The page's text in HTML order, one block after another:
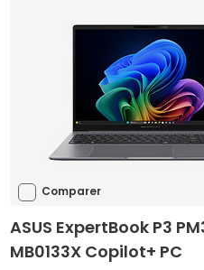
Comparer
ASUS ExpertBook P3
MB0133X Copilot+ PC